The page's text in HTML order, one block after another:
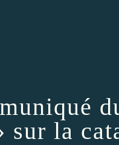
sur la